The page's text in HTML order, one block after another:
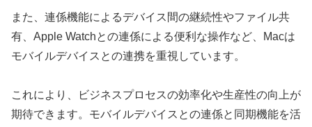
また、連係機能によるデバイス間の継続性やファイル共
有、Apple Watchとの連係による便利な操作など、Macは
モバイルデバイスとの連携を重視しています。
これにより、ビジネスプロセスの効率化や生産性の向上が
期待できます。モバイルデバイスとの連係と同期機能を活